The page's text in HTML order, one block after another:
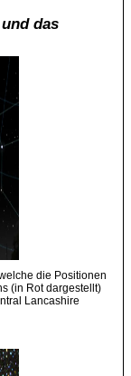
das
die Positionen
(in Rot dargestellt)
Lancashire